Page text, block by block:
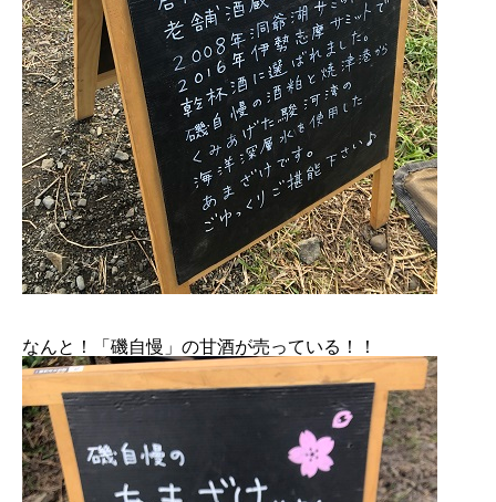
なんと！「磯自慢」の甘酒が売っている！！